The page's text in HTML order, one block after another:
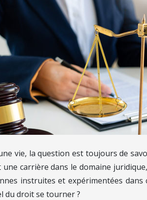
vie, la question est toujours de
carrière dans le domaine
instruites et expérimentées
du droit se tourner ?